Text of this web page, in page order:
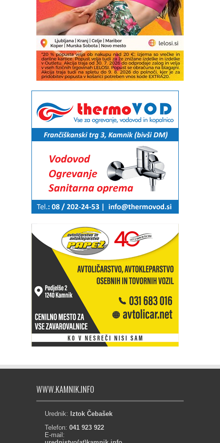
WWW.KAMNIK.INFO
Urednik: Iztok Čebašek
Telefon: 041 923 922
E-mail: